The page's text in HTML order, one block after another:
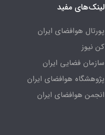
لینک‌های مفید
پورتال هوافضای ایران
کن نیوز
سازمان فضایی ایران
پژوهشگاه هوافضای ایران
انجمن هوافضای ایران